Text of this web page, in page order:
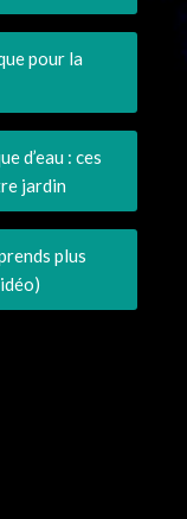
pour la
d’eau : ces
jardin
plus